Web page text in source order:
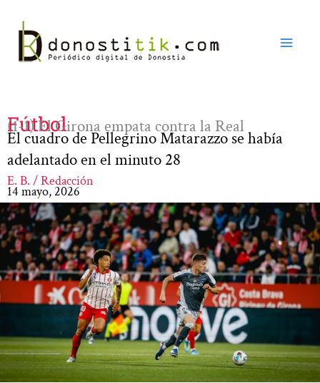
contenido
Fútbol
(1-1) El Girona empata contra la Real
El cuadro de Pellegrino Matarazzo se había
adelantado en el minuto 28
E. B. / Redacción
14 mayo, 2026